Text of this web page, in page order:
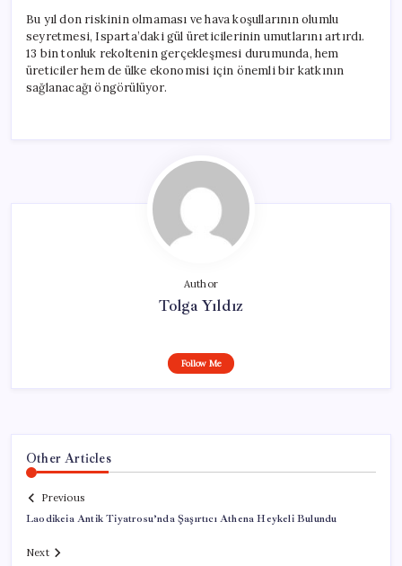
Bu yıl don riskinin olmaması ve hava koşullarının olumlu
seyretmesi, Isparta’daki gül üreticilerinin umutlarını artırdı.
13 bin tonluk rekoltenin gerçekleşmesi durumunda, hem
üreticiler hem de ülke ekonomisi için önemli bir katkının
sağlanacağı öngörülüyor.
Author
Tolga Yıldız
Follow Me
Other Articles
Previous
Laodikeia Antik Tiyatrosu’nda Şaşırtıcı Athena Heykeli Bulundu
Next